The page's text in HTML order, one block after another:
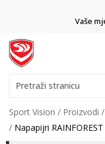
Vaše
Pretraži stranicu
Sport Vision Proizvodi
Napapijri